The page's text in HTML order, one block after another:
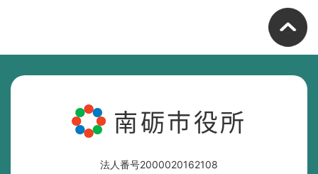
南砺市役所
法人番号2000020162108